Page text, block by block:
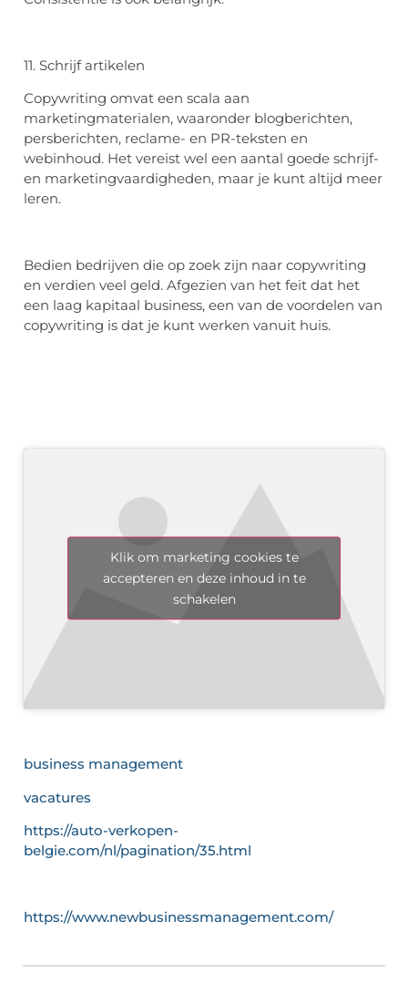
11. Schrijf artikelen
Copywriting omvat een scala aan
marketingmaterialen, waaronder blogberichten,
persberichten, reclame- en PR-teksten en
webinhoud. Het vereist wel een aantal goede schrijf-
en marketingvaardigheden, maar je kunt altijd meer
leren.
Bedien bedrijven die op zoek zijn naar copywriting
en verdien veel geld. Afgezien van het feit dat het
een laag kapitaal business, een van de voordelen van
copywriting is dat je kunt werken vanuit huis.
Klik om marketing cookies te
accepteren en deze inhoud in te
schakelen
business management
vacatures
https://auto-verkopen-
belgie.com/nl/pagination/35.html
https://www.newbusinessmanagement.com/